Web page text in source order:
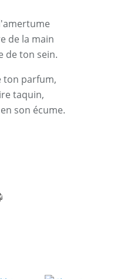
de la main
de ton sein.
ton parfum,
taquin,
son écume.